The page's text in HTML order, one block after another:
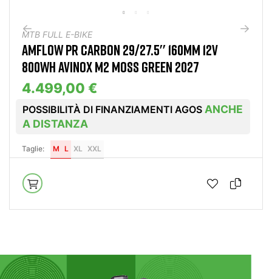
FULL E-BIKE
PR CARBON 29/27.5'' 160MM 12V
AVINOX M2 MOSS GREEN 2027
€
DI FINANZIAMENTI AGOSANCHE
L XL XXL
MTB